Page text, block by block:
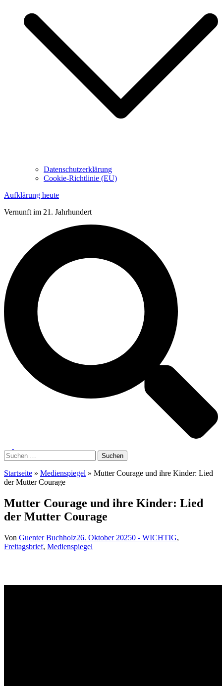
Datenschutzerklärung
Cookie-Richtlinie (EU)
Aufklärung heute
Vernunft im 21. Jahrhundert
umschalten
Suchen
nach:
Startseite » Medienspiegel » Mutter Courage und ihre Kinder: Lied
der Mutter Courage
Mutter Courage und ihre Kinder: Lied
der Mutter Courage
Von Guenter Buchholz26. Oktober 20250 - WICHTIG,
Freitagsbrief, Medienspiegel